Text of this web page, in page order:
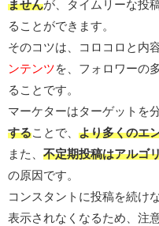
ませんが、タイムリーな投
ることができます。
そのコツは、コロコロと内
ンテンツ を、フォロワーの
ることです。
マーケターはターゲットを
することで、 より多くのエ
また、 不定期投稿はアルゴ
の原因です。
コンスタントに投稿を続け
表示されなくなるため、注